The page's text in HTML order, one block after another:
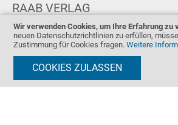
Wir verwenden Cookies, um Ihre Erfahrung zu
neuen Datenschutzrichtlinien zu erfüllen,
Zustimmung für Cookies fragen. Weitere
COOKIES ZULASSEN
RAAB VERLAG
FOLGEN SIE UNS